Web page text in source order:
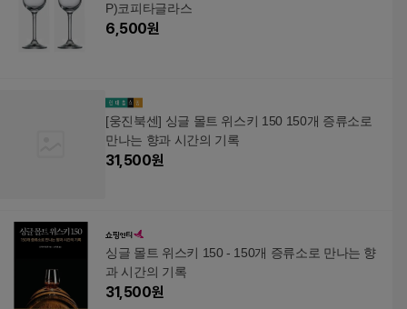
P)코피타글라스
6,500원
[웅진북센] 싱글 몰트 위스키 150 150개 증류소로
만나는 향과 시간의 기록
31,500원
싱글 몰트 위스키 150 - 150개 증류소로 만나는 향
과 시간의 기록
31,500원